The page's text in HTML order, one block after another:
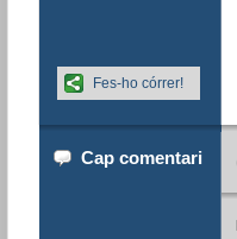
Fes-ho córrer!
Cap comentari